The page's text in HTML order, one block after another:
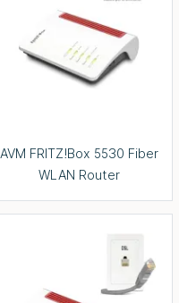
AVM FRITZ!Box 5530 Fiber
WLAN Router